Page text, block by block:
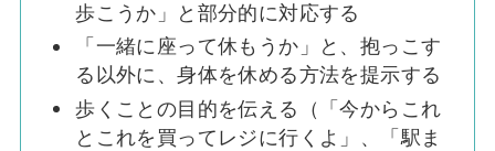
歩こうか」と部分的に対応する
「一緒に座って休もうか」と、抱っこす
る以外に、身体を休める方法を提示する
歩くことの目的を伝える（「今からこれ
とこれを買ってレジに行くよ」、「駅ま